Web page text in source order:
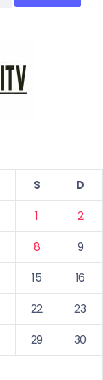
S
D
1
2
8
9
15
16
22
23
29
30